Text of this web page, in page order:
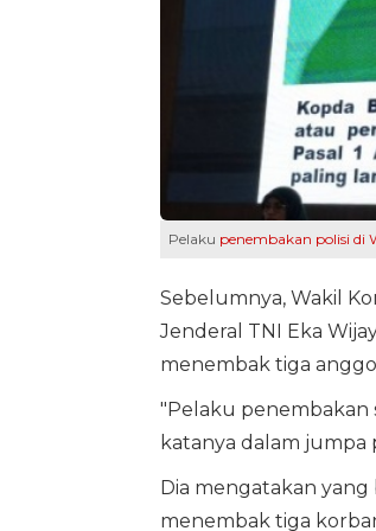
Pelaku penembakan polisi di
Sebelumnya, Wakil
Jenderal TNI Eka
menembak tiga
"Pelaku penembakan
katanya dalam jumpa
Dia mengatakan
menembak tiga